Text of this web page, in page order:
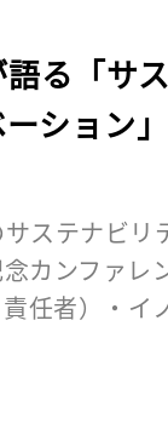
語る「サ
ション」
ステナビリ
カンファレ
任者）・